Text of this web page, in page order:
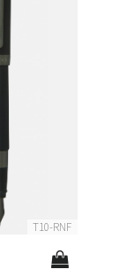
T10-RNF